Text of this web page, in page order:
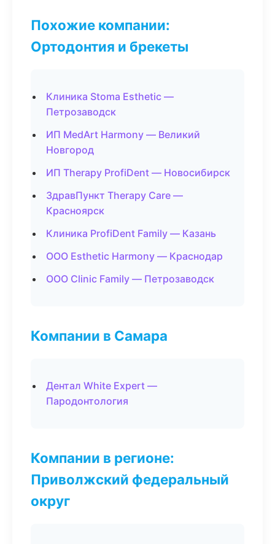
Похожие компании:
Ортодонтия и брекеты
Клиника Stoma Esthetic —
Петрозаводск
ИП MedArt Harmony — Великий
Новгород
ИП Therapy ProfiDent — Новосибирск
ЗдравПункт Therapy Care —
Красноярск
Клиника ProfiDent Family — Казань
ООО Esthetic Harmony — Краснодар
ООО Clinic Family — Петрозаводск
Компании в Самара
Дентал White Expert —
Пародонтология
Компании в регионе:
Приволжский федеральный
округ